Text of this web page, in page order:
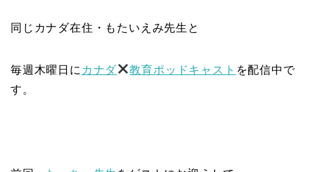
同じカナダ在住・もたいえみ先生と
毎週木曜日に カナダ 教育ポッドキャスト を配信中で
す。